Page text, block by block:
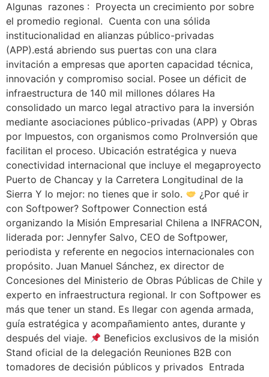
Algunas razones : Proyecta un crecimiento por sobre
el promedio regional. Cuenta con una sólida
institucionalidad en alianzas público-privadas
(APP).está abriendo sus puertas con una clara
invitación a empresas que aporten capacidad técnica,
innovación y compromiso social. Posee un déficit de
infraestructura de 140 mil millones dólares Ha
consolidado un marco legal atractivo para la inversión
mediante asociaciones público-privadas (APP) y Obras
por Impuestos, con organismos como ProInversión que
facilitan el proceso. Ubicación estratégica y nueva
conectividad internacional que incluye el megaproyecto
Puerto de Chancay y la Carretera Longitudinal de la
Sierra Y lo mejor: no tienes que ir solo.
¿Por qué ir
con Softpower? Softpower Connection está
organizando la Misión Empresarial Chilena a INFRACON,
liderada por: Jennyfer Salvo, CEO de Softpower,
periodista y referente en negocios internacionales con
propósito. Juan Manuel Sánchez, ex director de
Concesiones del Ministerio de Obras Públicas de Chile y
experto en infraestructura regional. Ir con Softpower es
más que tener un stand. Es llegar con agenda armada,
guía estratégica y acompañamiento antes, durante y
después del viaje.
Beneficios exclusivos de la misión
Stand oficial de la delegación Reuniones B2B con
tomadores de decisión públicos y privados Entrada